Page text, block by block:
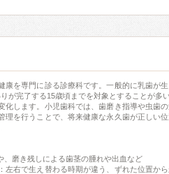
康を専門に診る診療科です。一般的に乳歯が
が完了する15歳頃までを対象とすることが多い
します。小児歯科では、歯磨き指導や虫歯の
理を行うことで、将来健康な永久歯が正しい位
、磨き残しによる歯茎の腫れや出血など
左右で生え替わる時期が違う、ずれた位置から